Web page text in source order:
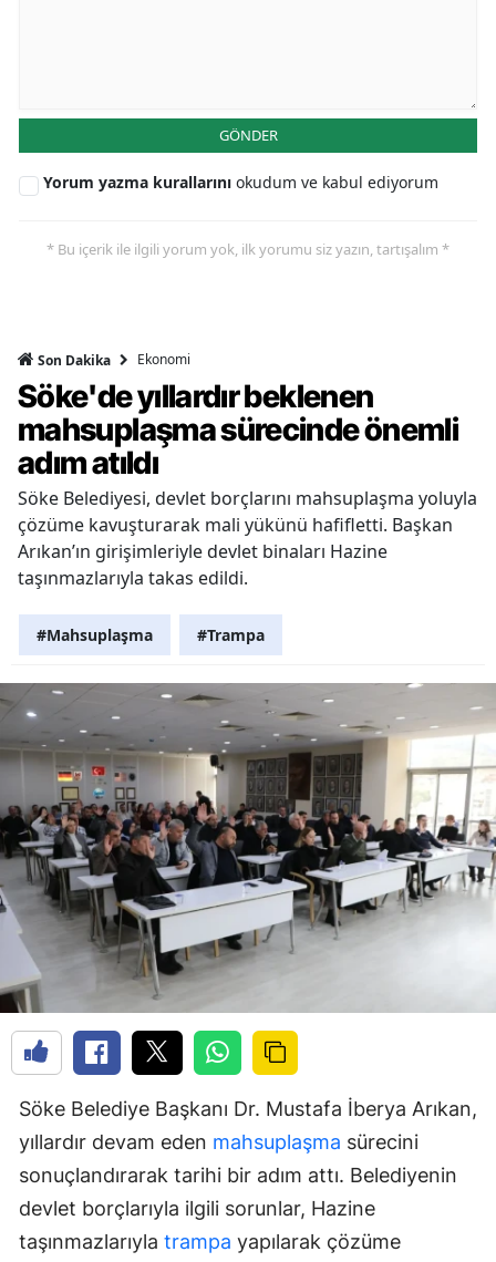
GÖNDER
Yorum yazma kurallarını okudum ve kabul ediyorum
* Bu içerik ile ilgili yorum yok, ilk yorumu siz yazın, tartışalım *
Son Dakika Ekonomi
Söke'de yıllardır beklenen
mahsuplaşma sürecinde önemli
adım atıldı
Söke Belediyesi, devlet borçlarını mahsuplaşma yoluyla
çözüme kavuşturarak mali yükünü hafifletti. Başkan
Arıkan’ın girişimleriyle devlet binaları Hazine
taşınmazlarıyla takas edildi.
#Mahsuplaşma #Trampa
Söke Belediye Başkanı Dr. Mustafa İberya Arıkan,
yıllardır devam eden mahsuplaşma sürecini
sonuçlandırarak tarihi bir adım attı. Belediyenin
devlet borçlarıyla ilgili sorunlar, Hazine
taşınmazlarıyla trampa yapılarak çözüme